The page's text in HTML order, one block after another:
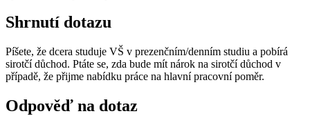
Shrnutí dotazu
Píšete, že dcera studuje VŠ v prezenčním/denním studiu a pobírá
sirotčí důchod. Ptáte se, zda bude mít nárok na sirotčí důchod v
případě, že přijme nabídku práce na hlavní pracovní poměr.
Odpověď na dotaz